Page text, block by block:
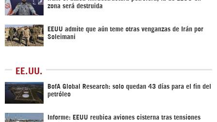
zona será destruida
EEUU admite que aún teme otras venganzas de Irán por
Soleimani
EE.UU.
BofA Global Research: solo quedan 43 días para el fin del
petróleo
Informe: EEUU reubica aviones cisterna tras tensiones